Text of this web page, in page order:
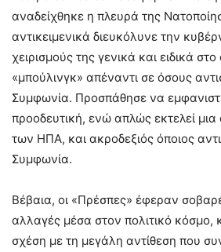
αναδείχθηκε η πλευρά της
αντικειμενικά διευκόλυνε την
χειρισμούς της γενικά και ειδικά
«μπούλινγκ» απέναντι σε όσους
Συμφωνία. Προσπάθησε να
προοδευτική, ενώ απλώς εκτελεί
των ΗΠΑ, και ακροδεξιός όποιος
Συμφωνία.
Βέβαια, οι «Πρέσπες» έφεραν
αλλαγές μέσα στον πολιτικό κόσμο,
σχέση με τη μεγάλη αντίθεση που